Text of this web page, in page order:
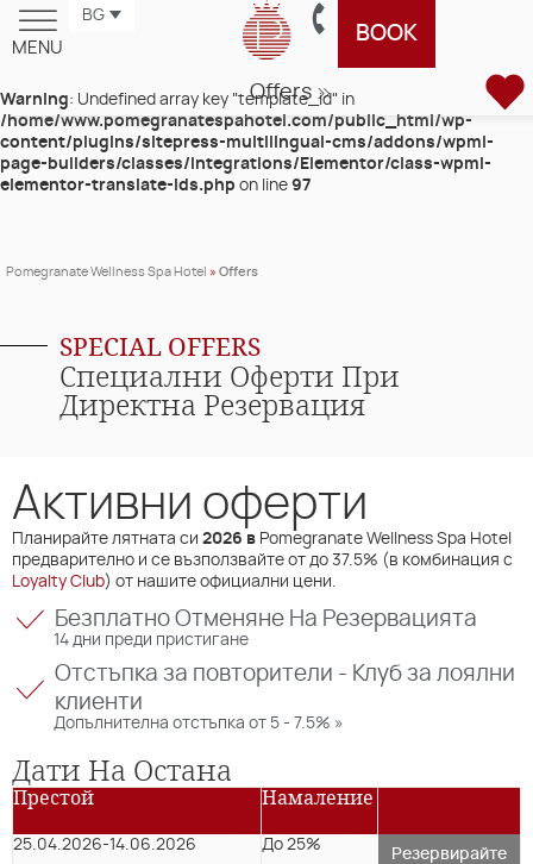
MENU
BG
BOOK
Warning: Undefined array key "template_id" in
/home/www.pomegranatespahotel.com/public_html/wp-
content/plugins/sitepress-multilingual-cms/addons/wpml-
page-builders/classes/Integrations/Elementor/class-wpml-
elementor-translate-ids.php on line 97
Pomegranate Wellness Spa Hotel » Offers
SPECIAL OFFERS
Специални Оферти При
Директна Резервация
Активни оферти
Планирайте лятната си 2026 в Pomegranate Wellness Spa Hotel
предварително и се възползвайте от до 37.5% (в комбинация с
Loyalty Club) от нашите официални цени.
Безплатно Отменяне На Резервацията
14 дни преди пристигане
Отстъпка за повторители - Клуб за лоялни
клиенти
Допълнителна отстъпка от 5 - 7.5% »
Дати На Остана
Престой Намаление
25.04.2026-14.06.2026 До 25%
Резервирайте